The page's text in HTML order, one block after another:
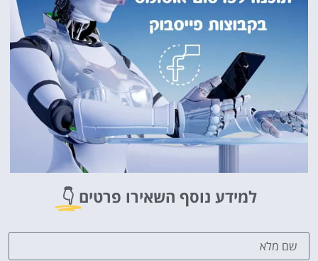
למידע נוסף השאירו פרטים 👇